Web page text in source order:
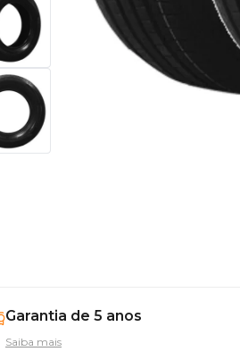
Garantia de 5 anos
Saiba mais